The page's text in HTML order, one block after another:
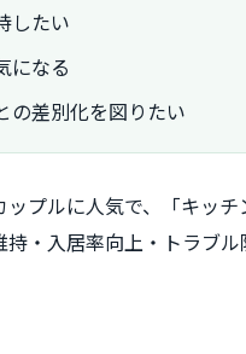
したい
になる
の差別化を図りたい
プルに人気で、「キッ
・入居率向上・トラブル